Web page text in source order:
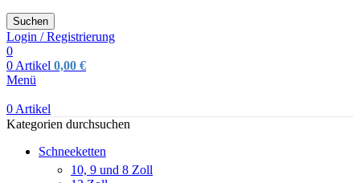
Suchen
Login / Registrierung
0
0 Artikel 0,00 €
Menü
0 Artikel
Kategorien durchsuchen
Schneeketten
10, 9 und 8 Zoll